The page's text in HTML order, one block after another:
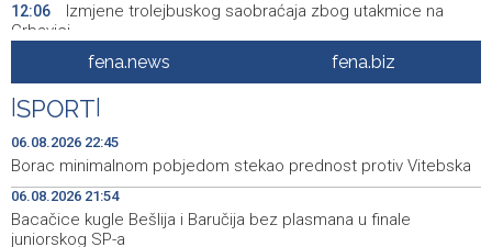
12:06
Izmjene trolejbuskog saobraćaja zbog utakmice na
Grbavici
Konferencija o zastupljenosti naroda u institucijama BiH
- Potrebni stručni, a ne politički odgovori (VIDEO)
11:59
Sarajevo marks 20 years of International Summer
School with focus on global justice challenges
11:53
Kallas: EU uvela nove sankcije za pet osoba povezanih s
ruskim vojno-industrijskim kompleksom
fena.news fena.biz
SPORT
06.08.2026 22:45
Borac minimalnom pobjedom stekao prednost protiv Vitebska
06.08.2026 21:54
Bacačice kugle Bešlija i Baručija bez plasmana u finale
juniorskog SP-a